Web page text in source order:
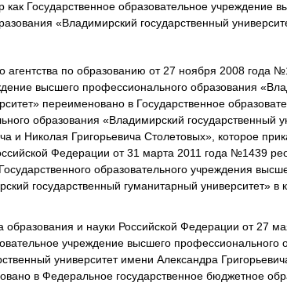
как Государственное образовательное учреждение
«Владимирский государственный
агентства по образованию от 27 ноября 2008 года
высшего профессионального образования
переименовано в Государственное
образования «Владимирский государственный
и Николая Григорьевича Столетовых», которое
Федерации от 31 марта 2011 года №1439
образовательного учреждения
государственный гуманитарный университет» в
образования и науки Российской Федерации от 27
учреждение высшего профессионального
университет имени Александра
в Федеральное государственное бюджетное